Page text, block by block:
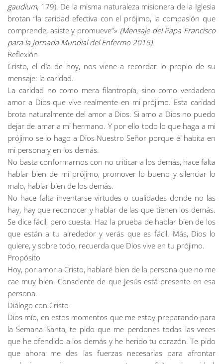
gaudium, 179). De la misma naturaleza misionera de la Iglesia
brotan “la caridad efectiva con el prójimo, la compasión que
comprende, asiste y promueve”» (Mensaje del Papa Francisco
para la Jornada Mundial del Enfermo 2015).
Reflexión
Cristo, el día de hoy, nos viene a recordar lo propio de su
mensaje: la caridad.
La caridad no como mera filantropía, sino como verdadero
amor a Dios que vive realmente en mi prójimo. Esta caridad
brota naturalmente del amor a Dios. Si amo a Dios no puedo
dejar de amar a mi hermano. Y por ello todo lo que haga a mi
prójimo se lo hago a Dios Nuestro Señor porque él habita en
mi persona y en los demás.
No basta conformarnos con no criticar a los demás, hace falta
hablar bien de mi prójimo, promover lo bueno y silenciar lo
malo, hablar bien de los demás.
No hace falta inventarse virtudes o cualidades donde no las
hay, hay que reconocer y hablar de las que tienen los demás.
Se dice fácil, pero cuesta. Haz la prueba de hablar bien de los
que están a tu alrededor y verás que es fácil. Más, Dios lo
quiere, y sobre todo, recuerda que Dios vive en tu prójimo.
Propósito
Hoy, por amor a Cristo, hablaré bien de la persona que no me
cae muy bien. Consciente de que Jesús está presente en esa
persona.
Diálogo con Cristo
Dios mío, en estos momentos que me estoy preparando para
la Semana Santa, te pido que me perdones todas las veces
que he ofendido a los demás y he herido tu corazón. Te pido
que ahora me des las fuerzas necesarias para afrontar